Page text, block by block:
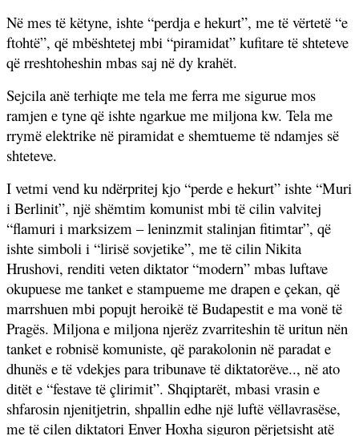
Në mes të këtyne, ishte “perdja e hekurt”, me të vërtetë “e
ftohtë”, që mbështetej mbi “piramidat” kufitare të shteteve
që rreshtoheshin mbas saj në dy krahët.
Sejcila anë terhiqte me tela me ferra me sigurue mos
ramjen e tyne që ishte ngarkue me miljona kw. Tela me
rrymë elektrike në piramidat e shemtueme të ndamjes së
shteteve.
I vetmi vend ku ndërpritej kjo “perde e hekurt” ishte “Muri
i Berlinit”, një shëmtim komunist mbi të cilin valvitej
“flamuri i marksizem – leninzmit stalinjan fitimtar”, që
ishte simboli i “lirisë sovjetike”, me të cilin Nikita
Hrushovi, renditi veten diktator “modern” mbas luftave
okupuese me tanket e stampueme me drapen e çekan, që
marrshuen mbi popujt heroikë të Budapestit e ma vonë të
Pragës. Miljona e miljona njerëz zvarriteshin të uritun nën
tanket e robnisë komuniste, që parakolonin në paradat e
dhunës e të vdekjes para tribunave të diktatorëve.., në ato
ditët e “festave të çlirimit”. Shqiptarët, mbasi vrasin e
shfarosin njenitjetrin, shpallin edhe një luftë vëllavrasëse,
me të cilen diktatori Enver Hoxha siguron përjetsisht atë